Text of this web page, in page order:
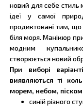
новий для себе
ідеї у самої
продиктовані тим,
біля моря. Манікюр
модним
створюється новий
При виборі
виявляються ті
морем, небом,
синій різного